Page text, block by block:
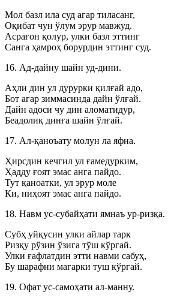
Мол базл ила суд агар тиласанг,
Оқибат чун ўлум эрур мавжуд.
Асрағон қолур, улки базл эттинг
Санга ҳамроҳ борурдин эттинг суд.
16. Ад-дайну шайн уд-дини.
Аҳли дин ул дурурки қилғай адо,
Бот агар зиммасинда дайн ўлғай.
Дайн адоси чу дин аломатидур,
Беадолиқ динға шайн ўлғай.
17. Ал-қаноъату молун ла яфна.
Ҳирсдин кечгил ул ғамедурким,
Ҳадду ғоят эмас анга пайдо.
Тут қаноатки, ул эрур моле
Ки, ниҳоят эмас анга пайдо.
18. Навм ус-субайҳати ямнаъ ур-ризқа.
Субҳ уйқусин улки айлар тарк
Ризқу рўзин ўзига тўш кўргай.
Улки ғафлатдин этти навми сабуҳ,
Бу шарафни магарки туш кўргай.
19. Офат ус-самоҳати ал-манну.